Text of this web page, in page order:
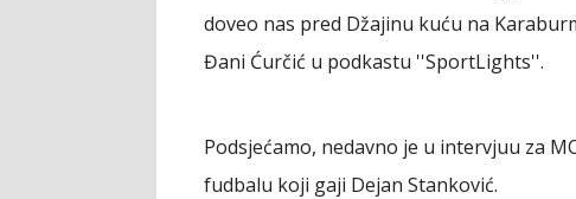
doveo nas pred Džajinu kuću na
Đani Ćurčić u podkastu ''SportLights''.
Podsjećamo, nedavno je u intervjuu za
fudbalu koji gaji Dejan Stanković.